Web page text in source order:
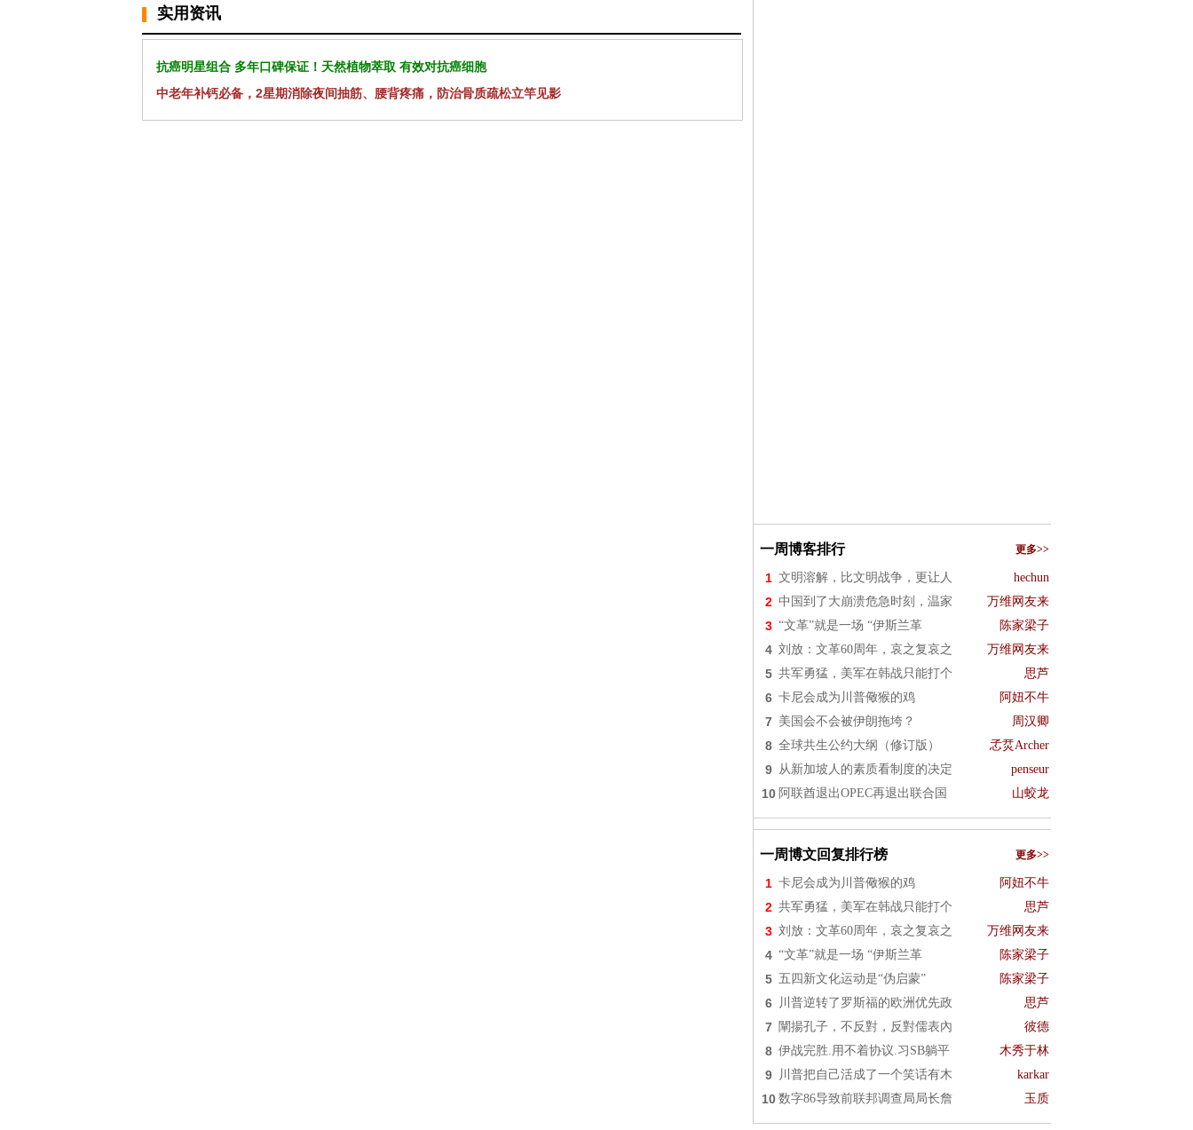
实用资讯
抗癌明星组合 多年口碑保证！天然植物萃取 有效对抗癌细胞
中老年补钙必备，2星期消除夜间抽筋、腰背疼痛，防治骨质疏松立竿见影
一周博客排行 更多>>
1 文明溶解，比文明战争，更让人 hechun
2 中国到了大崩溃危急时刻，温家 万维网友来
3 “文革”就是一场 “伊斯兰革 陈家梁子
4 刘放：文革60周年，哀之复哀之 万维网友来
5 共军勇猛，美军在韩战只能打个 思芦
6 卡尼会成为川普儆猴的鸡 阿妞不牛
7 美国会不会被伊朗拖垮？ 周汉卿
8 全球共生公约大纲（修订版） 孞烎Archer
9 从新加坡人的素质看制度的决定 penseur
10 阿联酋退出OPEC再退出联合国 山蛟龙
一周博文回复排行榜 更多>>
1 卡尼会成为川普儆猴的鸡 阿妞不牛
2 共军勇猛，美军在韩战只能打个 思芦
3 刘放：文革60周年，哀之复哀之 万维网友来
4 “文革”就是一场 “伊斯兰革 陈家梁子
5 五四新文化运动是“伪启蒙” 陈家梁子
6 川普逆转了罗斯福的欧洲优先政 思芦
7 闡揚孔子，不反對，反對儒表內 彼德
8 伊战完胜.用不着协议.习SB躺平 木秀于林
9 川普把自己活成了一个笑话有木 karkar
10 数字86导致前联邦调查局局长詹 玉质